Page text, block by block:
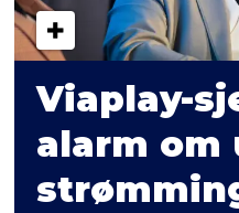
Viaplay-
alarm om